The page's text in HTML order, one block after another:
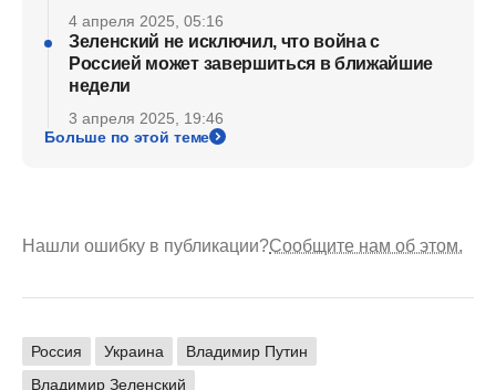
4 апреля 2025, 05:16
Зеленский не исключил, что война с
Россией может завершиться в ближайшие
недели
3 апреля 2025, 19:46
Больше по этой теме
Нашли ошибку в публикации?Сообщите нам об этом.
Россия Украина
Владимир Путин
Владимир Зеленский